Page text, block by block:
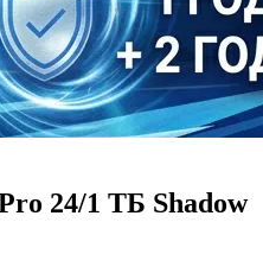
24/1 ТБ Shadow